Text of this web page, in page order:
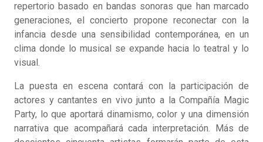
repertorio basado en bandas sonoras que han marcado
generaciones, el concierto propone reconectar con la
infancia desde una sensibilidad contemporánea, en un
clima donde lo musical se expande hacia lo teatral y lo
visual.
La puesta en escena contará con la participación de
actores y cantantes en vivo junto a la Compañía Magic
Party, lo que aportará dinamismo, color y una dimensión
narrativa que acompañará cada interpretación. Más de